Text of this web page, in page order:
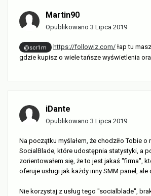
Martin90
Opublikowano 3 Lipca 2019
@scr1m https://followiz.com/łap tu
gdzie kupisz o wiele tańsze wyświetlenia
iDante
Opublikowano 3 Lipca 2019
Na początku myślałem, że chodziło Tobie o
SocialBlade, które udostępnia statystyki, a
zorientowałem się, że to jest jakaś "firma",
oferuje usługi jak każdy inny SMM panel, ale
Nie korzystaj z usług tego "socialblade",